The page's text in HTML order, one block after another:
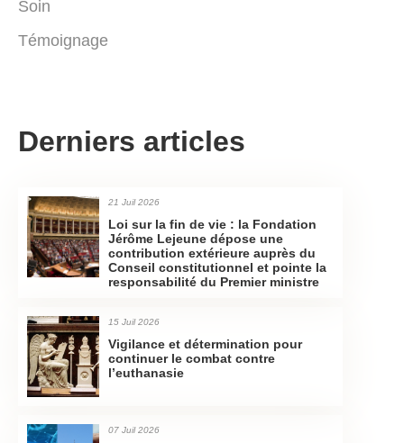
Soin
Témoignage
Derniers articles
21 Juil 2026
Loi sur la fin de vie : la Fondation
Jérôme Lejeune dépose une
contribution extérieure auprès du
Conseil constitutionnel et pointe la
responsabilité du Premier ministre
15 Juil 2026
Vigilance et détermination pour
continuer le combat contre
l’euthanasie
07 Juil 2026